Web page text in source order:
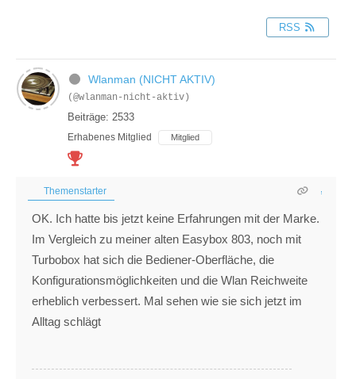
RSS
Wlanman (NICHT AKTIV)
(@wlanman-nicht-aktiv)
Beiträge: 2533
Erhabenes Mitglied Mitglied
Themenstarter
OK. Ich hatte bis jetzt keine Erfahrungen mit der Marke.
Im Vergleich zu meiner alten Easybox 803, noch mit
Turbobox hat sich die Bediener-Oberfläche, die
Konfigurationsmöglichkeiten und die Wlan Reichweite
erheblich verbessert. Mal sehen wie sie sich jetzt im
Alltag schlägt